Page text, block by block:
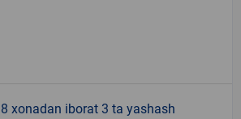
8 xonadan iborat 3 ta yashash